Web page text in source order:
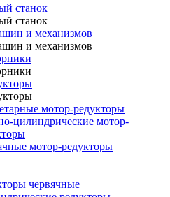
станок
станок
и механизмов
и механизмов
мотор-редукторы
цилиндрические мотор-
мотор-редукторы
червячные